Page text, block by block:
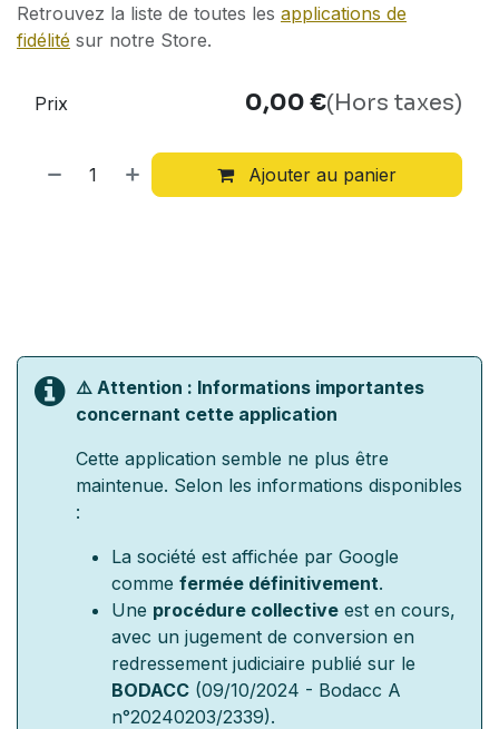
Retrouvez la liste de toutes les applications de
fidélité sur notre Store.
Ajouter au panier
Prix 0,00€(Hors taxes)
⚠️ Attention : Informations importantes
concernant cette application
Cette application semble ne plus être
maintenue. Selon les informations disponibles
:
La société est affichée par Google
comme fermée définitivement.
Une procédure collective est en cours,
avec un jugement de conversion en
redressement judiciaire publié sur le
BODACC (09/10/2024 - Bodacc A
n°20240203/2339).